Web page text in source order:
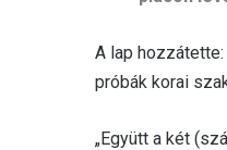
A lap
próbák korai
„Együtt a két